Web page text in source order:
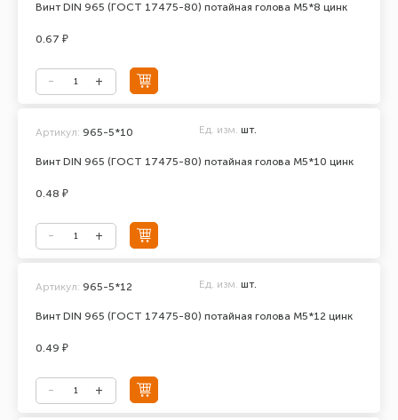
Винт DIN 965 (ГОСТ 17475-80) потайная голова М5*8 цинк
0.67 ₽
Винт DIN 965 (ГОСТ 17475-80) потайная голова М5*10 цинк
Артикул: 965-5*10 Ед. изм. шт.
0.48 ₽
Винт DIN 965 (ГОСТ 17475-80) потайная голова М5*12 цинк
Артикул: 965-5*12 Ед. изм. шт.
0.49 ₽